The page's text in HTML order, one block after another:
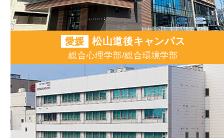
入試情報
令和9年度
アドミッ
令和9年度
令和8年度
学費・
入試要項
大学生活
愛媛 松山道後キャンパス
総合心理学部/総合環境学部